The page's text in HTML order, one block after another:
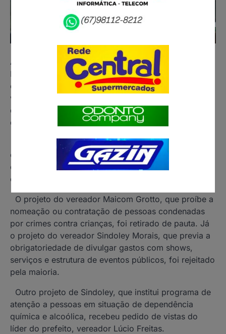
A 26ª sessão ordinária da Câmara Municipal de
Paranaíba realizada na noite de ontem (11), contou
com 31 indicações apresentadas pelos 13
vereadores. Entre as decisões, foram aprovadas
duas moções de aplauso e derrubado mais um veto
do prefeito.
Propostas polêmicas, como a que proíbe a
contratação de condenados por crimes contra
crianças e a que obriga divulgação de gastos em
eventos públicos, movimentaram os debates.
O projeto do vereador Maicom Grotto, que proíbe a
nomeação ou contratação de pessoas condenadas
por crimes contra crianças, foi retirado de pauta. Já
o projeto do vereador Sindoley Morais, que previa a
obrigatoriedade de divulgar gastos com shows,
serviços e estrutura de eventos públicos, foi rejeitado
pela maioria.
Outro projeto de Sindoley, que institui programa de
atenção a pessoas em situação de dependência
química e alcoólica, recebeu pedido de vistas do
líder do prefeito, vereador Lúcio Freitas.